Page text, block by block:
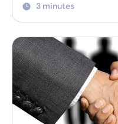
3 minutes